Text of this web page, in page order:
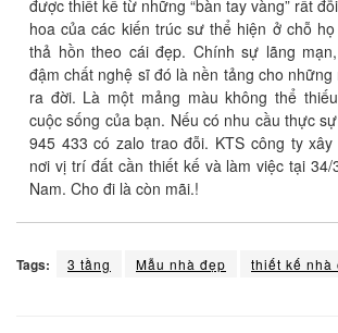
được thiết kế từ những “bàn tay vàng” rất
hoa của các kiến trúc sư thể hiện ở chỗ
thả hồn theo cái đẹp. Chính sự lãng
đậm chất nghệ sĩ đó là nền tảng cho
ra đời. Là một mảng màu không thể
cuộc sống của bạn. Nếu có nhu cầu thực
945 433 có zalo trao đỗi. KTS công ty
nơi vị trí đất cần thiết kế và làm việc tại
Nam. Cho đi là còn mãi.!
Tags: 3 tầng Mẫu nhà đẹp thiết kế nhà